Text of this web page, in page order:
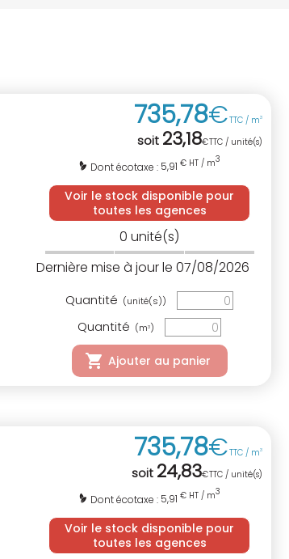
735,78€TTC / m3
soit 23,18€TTC / unité(s)
Dont écotaxe : 5,91 € HT / m3
Voir le stock disponible pour
toutes les agences
0 unité(s)
Dernière mise à jour le 07/08/2026
Quantité (unité(s))
Quantité (m3)
Ajouter au panier
735,78€TTC / m3
soit 24,83€TTC / unité(s)
Dont écotaxe : 5,91 € HT / m3
Voir le stock disponible pour
toutes les agences